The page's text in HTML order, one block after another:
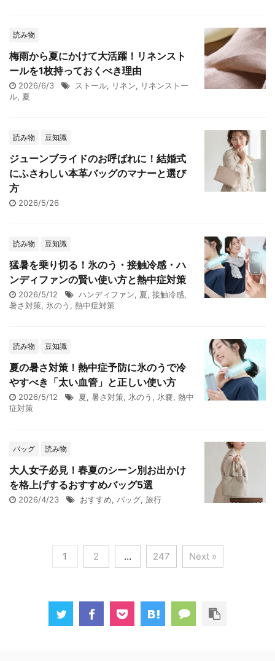
読み物
梅雨から夏にかけて大活躍！リネンスト
ールを1枚持っておくべき理由
2026/6/3 ストール, リネン, リネンストー
ル, 夏
読み物 豆知識
ジューンブライドのお呼ばれに！結婚式
にふさわしい本革バッグのマナーと選び
方
2026/5/26
読み物 豆知識
猛暑を乗り切る！氷のう・接触冷感・ハ
ンディファンの賢い使い方と熱中症対策
2026/5/12 ハンディファン, 夏, 接触冷感,
暑さ対策, 氷のう , 熱中症対策
読み物 豆知識
夏の暑さ対策！熱中症予防に氷のうで冷
やすべき「太い血管」と正しい使い方
2026/5/12 夏, 暑さ対策, 氷のう , 氷嚢, 熱中
症対策
バッグ 読み物
大人女子必見！春夏のシーン別お出かけ
を格上げするおすすめバッグ5選
2026/4/23 おすすめ, バッグ, 旅行
1 2 … 247 Next »